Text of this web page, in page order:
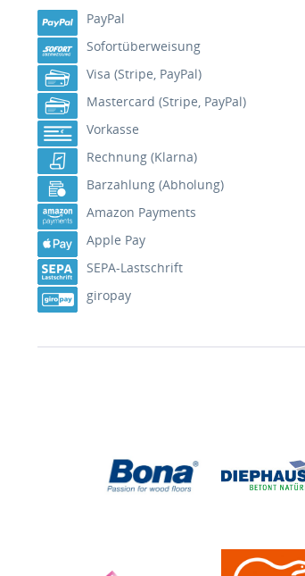
PayPal
Sofortüberweisung
Visa (Stripe, PayPal)
Mastercard (Stripe, PayPal)
Vorkasse
Rechnung (Klarna)
Barzahlung (Abholung)
Amazon Payments
Apple Pay
SEPA-Lastschrift
giropay